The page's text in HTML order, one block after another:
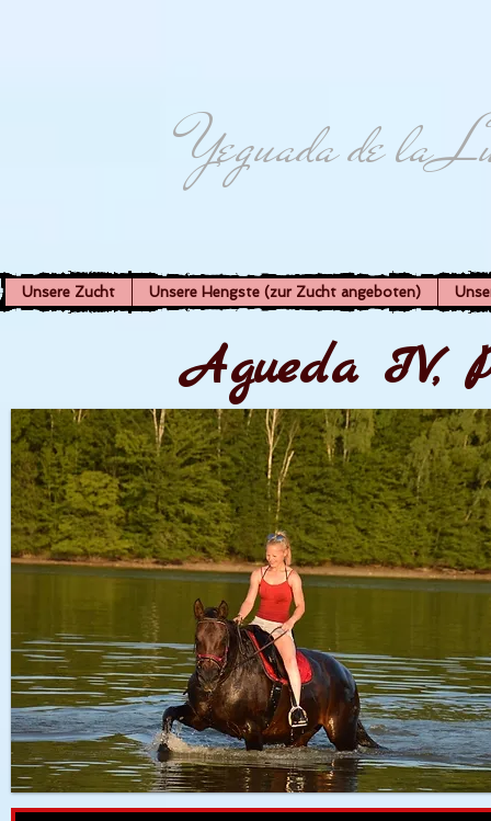
Yeguada de la
Unsere Zucht Unsere Hengste (zur Zucht angeboten)
Agueda IV,